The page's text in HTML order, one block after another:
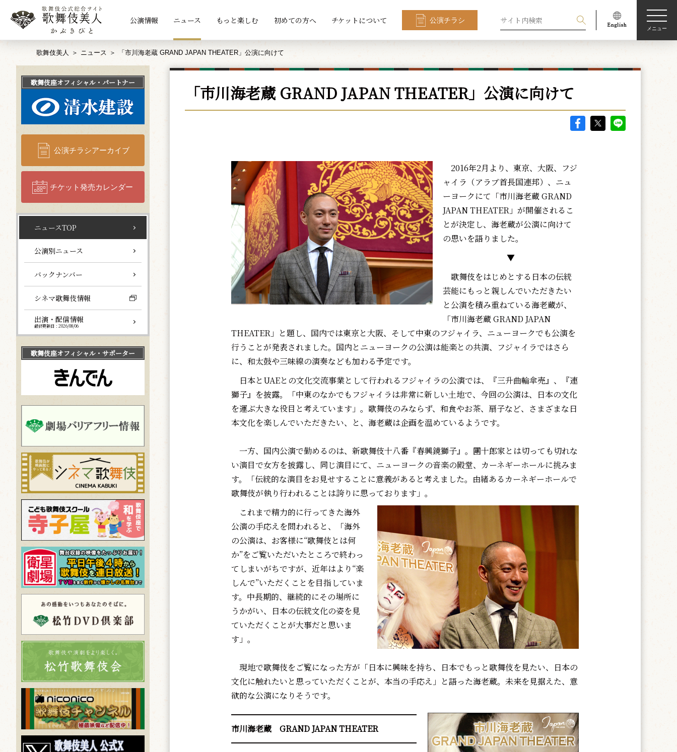
公演情報 ニュース もっと楽しむ 初めての方へ チケットについて 公演チラシ
メニュー
歌舞伎美人 ニュース 「市川海老蔵 GRAND JAPAN THEATER」公演に向けて
「市川海老蔵 GRAND JAPAN THEATER」公演に向けて
2016年2月より、東京、大阪、フジ
ャイラ（アラブ首長国連邦）、ニュ
ーヨークにて「市川海老蔵 GRAND
JAPAN THEATER」が開催されるこ
とが決定し、海老蔵が公演に向けて
の思いを語りました。
▼
歌舞伎をはじめとする日本の伝統
芸能にもっと親しんでいただきたい
と公演を積み重ねている海老蔵が、
「市川海老蔵 GRAND JAPAN
THEATER」と題し、国内では東京と大阪、そして中東のフジャイラ、ニューヨークでも公演を
行うことが発表されました。国内とニューヨークの公演は能楽との共演、フジャイラではさら
に、和太鼓や三味線の演奏なども加わる予定です。
日本とUAEとの文化交流事業として行われるフジャイラの公演では、『三升曲輪傘売』、『連
獅子』を披露。「中東のなかでもフジャイラは非常に新しい土地で、今回の公演は、日本の文化
を運ぶ大きな役目と考えています」。歌舞伎のみならず、和食やお茶、扇子など、さまざまな日
本文化を楽しんでいただきたい、と、海老蔵は企画を温めているようです。
一方、国内公演で勤めるのは、新歌舞伎十八番『春興鏡獅子』。團十郎家とは切っても切れな
い演目で女方を披露し、同じ演目にて、ニューヨークの音楽の殿堂、カーネギーホールに挑みま
す。「伝統的な演目をお見せすることに意義があると考えました。由緒あるカーネギーホールで
歌舞伎が執り行われることは誇りに思っております」。
これまで精力的に行ってきた海外
公演の手応えを問われると、「海外
の公演は、お客様に“歌舞伎とは何
か”をご覧いただいたところで終わっ
てしまいがちですが、近年はより“楽
しんで”いただくことを目指していま
す。中長期的、継続的にその場所に
うかがい、日本の伝統文化の姿を見
ていただくことが大事だと思いま
す」。
現地で歌舞伎をご覧になった方が「日本に興味を持ち、日本でもっと歌舞伎を見たい、日本の
文化に触れたいと思っていただくことが、本当の手応え」と語った海老蔵。未来を見据えた、意
欲的な公演になりそうです。
━━━━━━━━━━━━━━━━━━━━━━━
市川海老蔵 GRAND JAPAN THEATER
━━━━━━━━━━━━━━━━━━━━━━━
歌舞伎座オフィシャル・パートナー
公演チラシアーカイブ
チケット発売カレンダー
ニュースTOP
公演別ニュース
バックナンバー
シネマ歌舞伎情報
出演・配信情報
最終更新日：2026/08/06
歌舞伎座オフィシャル・サポーター